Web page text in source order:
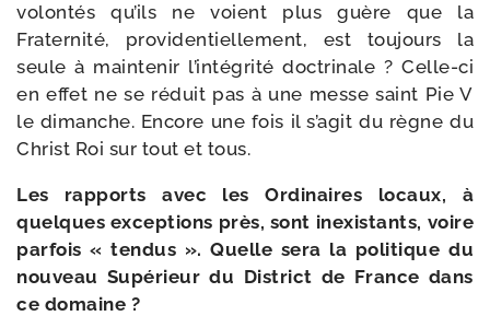
volon­tés qu’ils ne voient plus guère que la
Fraternité, pro­vi­den­tiel­le­ment, est tou­jours la
seule à main­te­nir l’intégrité doc­tri­nale ? Celle-​ci
en effet ne se réduit pas à une messe saint Pie V
le dimanche. Encore une fois il s’agit du règne du
Christ Roi sur tout et tous.
Les rap­ports avec les Ordinaires locaux, à
quelques excep­tions près, sont inexis­tants, voire
par­fois « ten­dus ». Quelle sera la poli­tique du
nou­veau Supérieur du District de France dans
ce domaine ?